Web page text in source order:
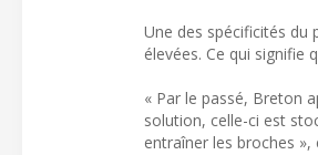
Une des spécificités du
élevées. Ce qui signifie
« Par le passé, Breton
solution, celle-ci est
entraîner les broches »,